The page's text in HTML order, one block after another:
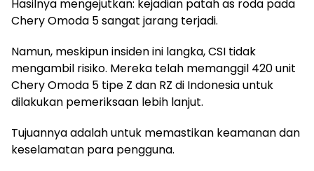
Hasilnya mengejutkan: kejadian patah as roda pada
Chery Omoda 5 sangat jarang terjadi.
Namun, meskipun insiden ini langka, CSI tidak
mengambil risiko. Mereka telah memanggil 420 unit
Chery Omoda 5 tipe Z dan RZ di Indonesia untuk
dilakukan pemeriksaan lebih lanjut.
Tujuannya adalah untuk memastikan keamanan dan
keselamatan para pengguna.